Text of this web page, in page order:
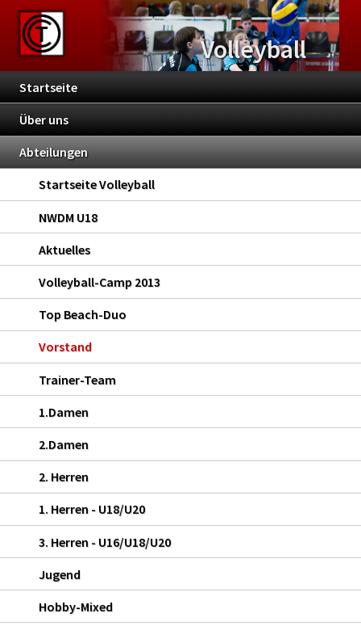
Volleyball
Startseite
Über uns
Abteilungen
Startseite Volleyball
NWDM U18
Aktuelles
Volleyball-Camp 2013
Top Beach-Duo
Vorstand
Trainer-Team
1.Damen
2.Damen
2. Herren
1. Herren - U18/U20
3. Herren - U16/U18/U20
Jugend
Hobby-Mixed